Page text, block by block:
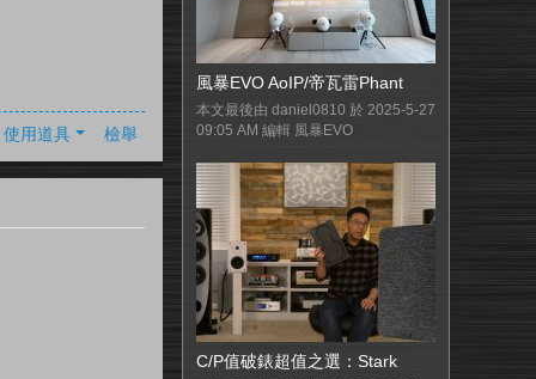
使用道具 檢舉
風暴EVO AoIP/帝瓦雷Phant
本文最後由 daniel0810 於 2025-5-27
09:05 AM 編輯 風暴EVO
C/P值破錶超值之選：Stark